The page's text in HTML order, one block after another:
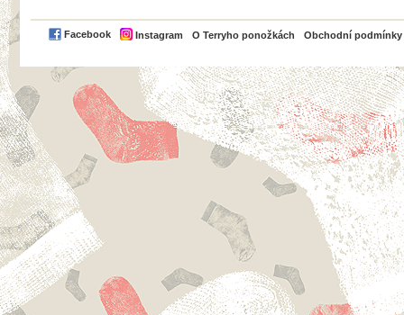
Facebook Instagram O Terryho ponožkách Obchodní podmínky
PayPal